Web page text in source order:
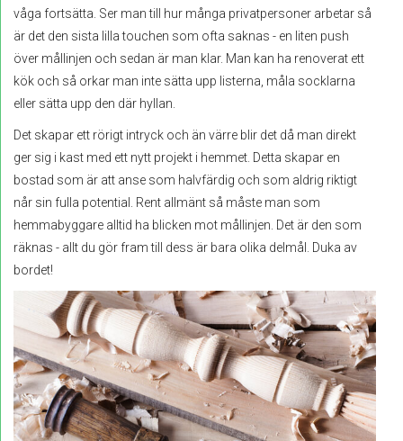
våga fortsätta. Ser man till hur många privatpersoner arbetar så
är det den sista lilla touchen som ofta saknas - en liten push
över mållinjen och sedan är man klar. Man kan ha renoverat ett
kök och så orkar man inte sätta upp listerna, måla socklarna
eller sätta upp den där hyllan.
Det skapar ett rörigt intryck och än värre blir det då man direkt
ger sig i kast med ett nytt projekt i hemmet. Detta skapar en
bostad som är att anse som halvfärdig och som aldrig riktigt
når sin fulla potential. Rent allmänt så måste man som
hemmabyggare alltid ha blicken mot mållinjen. Det är den som
räknas - allt du gör fram till dess är bara olika delmål. Duka av
bordet!